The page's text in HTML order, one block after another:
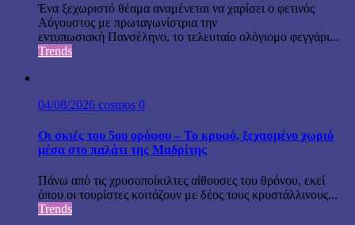
Ένα ξεχωριστό θέαμα αναμένεται να χαρίσει ο φετινός
Αύγουστος με πρωταγωνίστρια την
εντυπωσιακή Πανσέληνο, το τελευταίο ολόγιομο φεγγάρι...
Trends
04/08/2026 cosmos 0
Οι σκιές του 5ου ορόφου – Το κρυφό, ξεχασμένο χωριό
μέσα στο παλάτι της Μαδρίτης
Πάνω από τις χρυσοποίκιλτες αίθουσες του θρόνου, εκεί
όπου οι τουρίστες κοιτάζουν με δέος τους κρυστάλλινους...
Trends